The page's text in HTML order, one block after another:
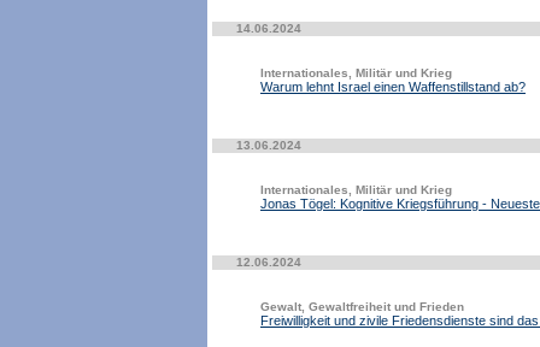
14.06.2024
Internationales, Militär und Krieg
Warum lehnt Israel einen Waffenstillstand ab?
13.06.2024
Internationales, Militär und Krieg
Jonas Tögel: Kognitive Kriegsführung -
12.06.2024
Gewalt, Gewaltfreiheit und Frieden
Freiwilligkeit und zivile Friedensdienste sind